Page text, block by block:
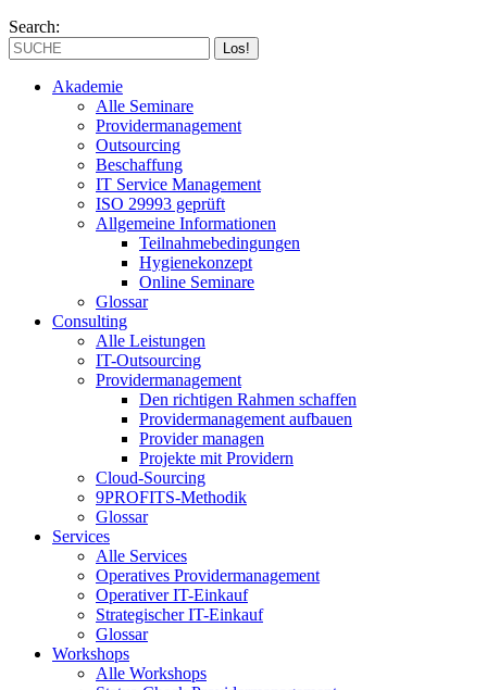
Search:
Akademie
Alle Seminare
Providermanagement
Outsourcing
Beschaffung
IT Service Management
ISO 29993 geprüft
Allgemeine Informationen
Teilnahmebedingungen
Hygienekonzept
Online Seminare
Glossar
Consulting
Alle Leistungen
IT-Outsourcing
Providermanagement
Den richtigen Rahmen schaffen
Providermanagement aufbauen
Provider managen
Projekte mit Providern
Cloud-Sourcing
9PROFITS-Methodik
Glossar
Services
Alle Services
Operatives Providermanagement
Operativer IT-Einkauf
Strategischer IT-Einkauf
Glossar
Workshops
Alle Workshops